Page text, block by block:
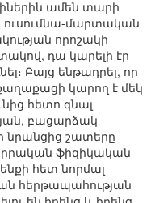
ամեն տարի
ուսումնա-մարտական
որոշակի
դա կարելի էր
Բայց ենթադրել, որ
կարող է մեկ
հետո գնալ
բացարձակ
նրանցից շատերը
ֆիզիկական
հետ նորմալ
հերթապահության